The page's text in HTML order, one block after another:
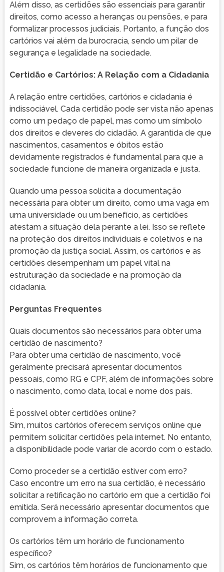
Além disso, as certidões são essenciais para garantir
direitos, como acesso a heranças ou pensões, e para
formalizar processos judiciais. Portanto, a função dos
cartórios vai além da burocracia, sendo um pilar de
segurança e legalidade na sociedade.
Certidão e Cartórios: A Relação com a Cidadania
A relação entre certidões, cartórios e cidadania é
indissociável. Cada certidão pode ser vista não apenas
como um pedaço de papel, mas como um símbolo
dos direitos e deveres do cidadão. A garantida de que
nascimentos, casamentos e óbitos estão
devidamente registrados é fundamental para que a
sociedade funcione de maneira organizada e justa.
Quando uma pessoa solicita a documentação
necessária para obter um direito, como uma vaga em
uma universidade ou um benefício, as certidões
atestam a situação dela perante a lei. Isso se reflete
na proteção dos direitos individuais e coletivos e na
promoção da justiça social. Assim, os cartórios e as
certidões desempenham um papel vital na
estruturação da sociedade e na promoção da
cidadania.
Perguntas Frequentes
Quais documentos são necessários para obter uma
certidão de nascimento?
Para obter uma certidão de nascimento, você
geralmente precisará apresentar documentos
pessoais, como RG e CPF, além de informações sobre
o nascimento, como data, local e nome dos pais.
É possível obter certidões online?
Sim, muitos cartórios oferecem serviços online que
permitem solicitar certidões pela internet. No entanto,
a disponibilidade pode variar de acordo com o estado.
Como proceder se a certidão estiver com erro?
Caso encontre um erro na sua certidão, é necessário
solicitar a retificação no cartório em que a certidão foi
emitida. Será necessário apresentar documentos que
comprovem a informação correta.
Os cartórios têm um horário de funcionamento
específico?
Sim, os cartórios têm horários de funcionamento que